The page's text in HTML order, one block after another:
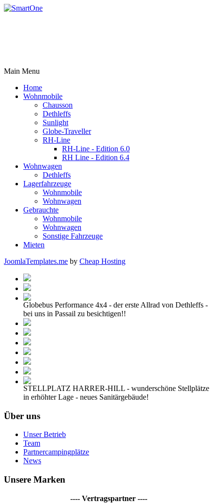
Main Menu
Home
Wohnmobile
Chausson
Dethleffs
Sunlight
Globe-Traveller
RH-Line
RH-Line - Edition 6.0
RH Line - Edition 6.4
Wohnwagen
Dethleffs
Lagerfahrzeuge
Wohnmobile
Wohnwagen
Gebrauchte
Wohnmobile
Wohnwagen
Sonstige Fahrzeuge
Mieten
JoomlaTemplates.me by Cheap Hosting
Globebus Performance 4x4 - der erste Allrad von Dethleffs -
bei uns in Passail zu besichtigen!!
STELLPLATZ HARRER-HILL - wunderschöne Stellplätze
in erhöhter Lage - neues Sanitärgebäude!
Über uns
Unser Betrieb
Team
Partnercampingplätze
News
Unsere Marken
---- Vertragspartner ----